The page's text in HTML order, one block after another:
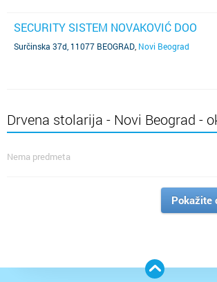
SECURITY SISTEM NOVAKOVIĆ DOO
Surčinska 37d, 11077 BEOGRAD Novi Beograd
Drvena stolarija - Novi Beograd -
Nema predmeta
Pokažite